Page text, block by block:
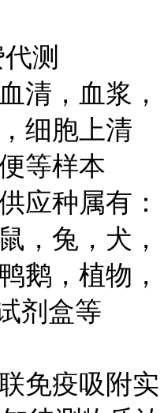
测
清，血浆，
细胞上清
等样本
应种属有：
，兔，犬，
鹅，植物，
剂盒等
免疫吸附实